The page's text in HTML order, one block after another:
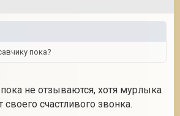
пока?
не отзываются, хотя мурлыка
счастливого звонка.